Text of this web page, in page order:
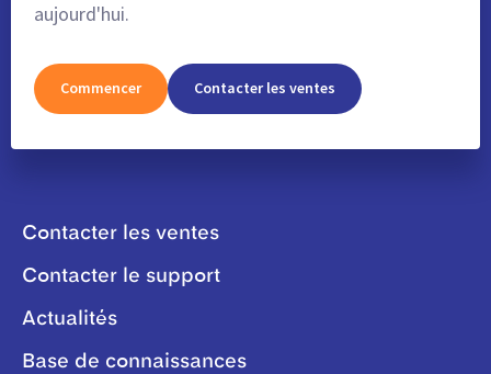
aujourd'hui.
Commencer Contacter les ventes
Contacter les ventes
Contacter le support
Actualités
Base de connaissances